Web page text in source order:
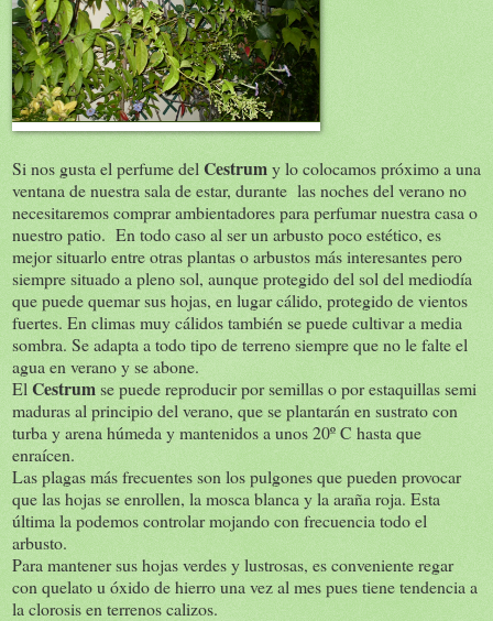
Si nos gusta el perfume del Cestrumy lo colocamos próximo a una
ventana de nuestra sala de estar, durante las noches del verano no
necesitaremos comprar ambientadores para perfumar nuestra casa o
nuestro patio. En todo caso al ser un arbusto poco estético, es
mejor situarlo entre otras plantas o arbustos más interesantes pero
siempre situado a pleno sol, aunque protegido del sol del mediodía
que puede quemar sus hojas, en lugar cálido, protegido de vientos
fuertes. En climas muy cálidos también se puede cultivar a media
sombra. Se adapta a todo tipo de terreno siempre que no le falte el
agua en verano y se abone.
El Cestrumse puede reproducir por semillas o por estaquillas semi
maduras al principio del verano, que se plantarán en sustrato con
turba y arena húmeda y mantenidos a unos 20º C hasta que
enraícen.
Las plagas más frecuentes son los pulgones que pueden provocar
que las hojas se enrollen, la mosca blanca y la araña roja. Esta
última la podemos controlar mojando con frecuencia todo el
arbusto.
Para mantener sus hojas verdes y lustrosas, es conveniente regar
con quelato u óxido de hierro una vez al mes pues tiene tendencia a
la clorosis en terrenos calizos.